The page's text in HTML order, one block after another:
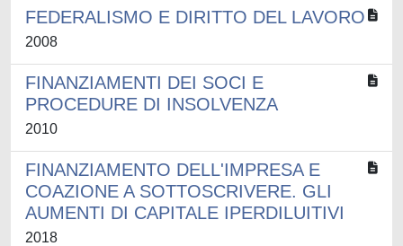
FEDERALISMO E DIRITTO DEL LAVORO
2008
FINANZIAMENTI DEI SOCI E
PROCEDURE DI INSOLVENZA
2010
FINANZIAMENTO DELL'IMPRESA E
COAZIONE A SOTTOSCRIVERE. GLI
AUMENTI DI CAPITALE IPERDILUITIVI
2018